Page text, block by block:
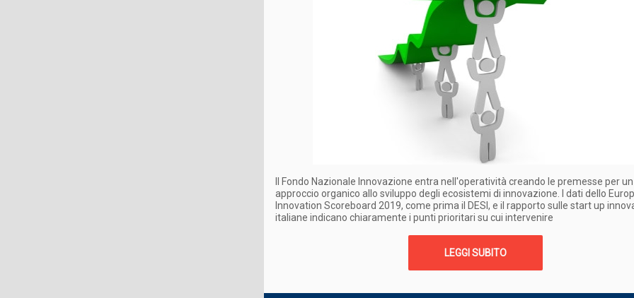
Il Fondo Nazionale Innovazione entra nell'operatività creando le premesse per un
approccio organico allo sviluppo degli ecosistemi di innovazione. I dati dello
Innovation Scoreboard 2019, come prima il DESI, e il rapporto sulle start up
italiane indicano chiaramente i punti prioritari su cui intervenire
LEGGI SUBITO